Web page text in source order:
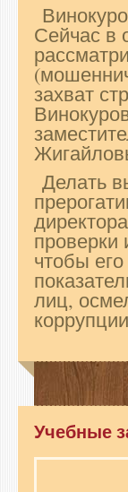
Сейчас в
захват
Делать
чтобы
лиц,
Учебные